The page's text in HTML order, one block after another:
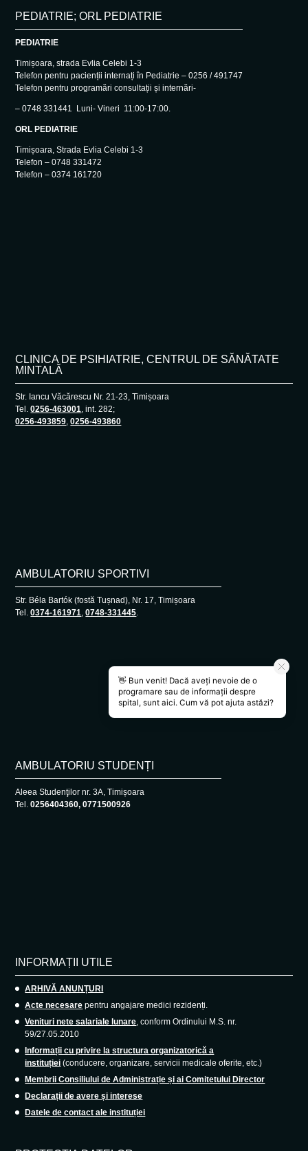
PEDIATRIE; ORL PEDIATRIE
PEDIATRIE
Timișoara, strada Evlia Celebi 1-3
Telefon pentru pacienții internați în Pediatrie – 0256 / 491747
Telefon pentru programări consultații și internări-
– 0748 331441 Luni- Vineri 11:00-17:00.
ORL PEDIATRIE
Timișoara, Strada Evlia Celebi 1-3
Telefon – 0748 331472
Telefon – 0374 161720
CLINICA DE PSIHIATRIE, CENTRUL DE SĂNĂTATE
MINTALĂ
Str. Iancu Văcărescu Nr. 21-23, Timișoara
Tel.0256-463001, int. 282;
0256-493859,0256-493860
AMBULATORIU SPORTIVI
Str. Béla Bartók (fostă Tușnad), Nr. 17, Timișoara
Tel.0374-161971,0748-331445.
AMBULATORIU STUDENȚI
Aleea Studenţilor nr. 3A, Timișoara
Tel.0256404360, 0771500926
INFORMAȚII UTILE
ARHIVĂ ANUNȚURI
Acte necesare pentru angajare medici rezidenți.
Venituri nete salariale lunare, conform Ordinului M.S. nr.
59/27.05.2010
Informații cu privire la structura organizatorică a
instituției (conducere, organizare, servicii medicale oferite, etc.)
Membrii Consiliului de Administrație și ai Comitetului Director
Declarații de avere și interese
Datele de contact ale instituției